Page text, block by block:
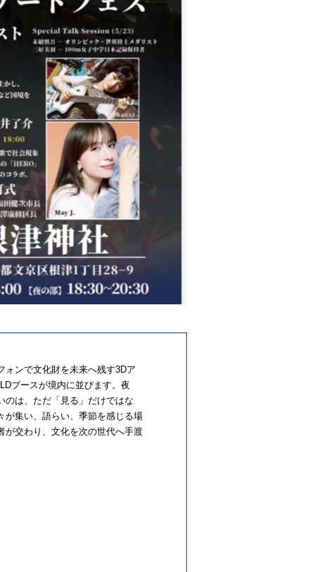
ォンで文化財を未来へ残す3Dア
ブースが境内に並びます。夜
のは、ただ「見る」だけではな
が集い、語らい、季節を感じる場
が交わり、文化を次の世代へ手渡